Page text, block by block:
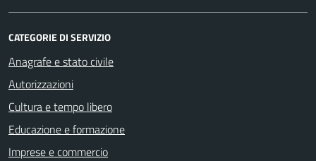
CATEGORIE DI SERVIZIO
Anagrafe e stato civile
Autorizzazioni
Cultura e tempo libero
Educazione e formazione
Imprese e commercio